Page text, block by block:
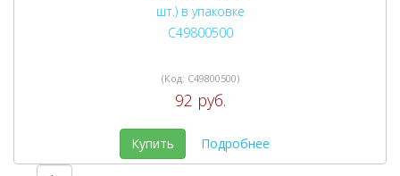
(Код: C49800500)
92 руб.
Купить Подробнее